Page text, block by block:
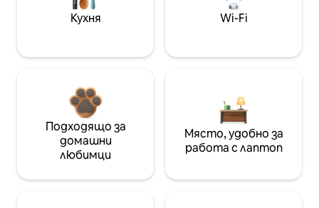
Кухня Wi-Fi
Подходящо за
домашни
любимци
Място, удобно за
работа с лаптоп